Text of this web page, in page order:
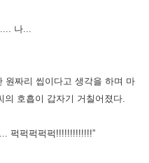
나...
원짜리 씹이다고 생각을 하며 마
의 호흡이 갑자기 거칠어졌다.
퍽퍽퍽퍽퍽!!!!!!!!!!!!!”